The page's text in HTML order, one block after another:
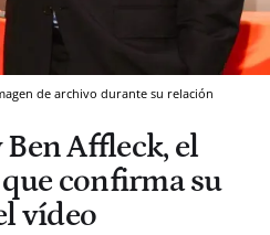
de archivo durante su relación
Affleck, el
confirma su
vídeo